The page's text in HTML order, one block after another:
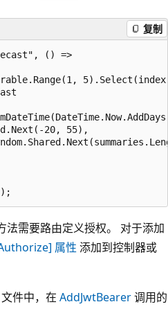
复制
() =>
5).Select(index
20, 55),
法需要路由定义授权。 对于添加
属性 添加到控制器或
文件中，在 AddJwtBearer调用的